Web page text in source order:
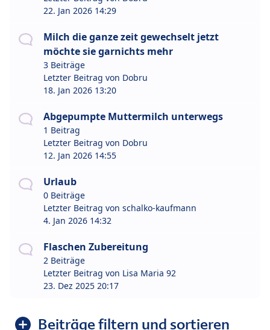
22. Jan 2026 14:29
Milch die ganze zeit gewechselt jetzt
möchte sie garnichts mehr
3 Beiträge
Letzter Beitrag von Dobru
18. Jan 2026 13:20
Abgepumpte Muttermilch unterwegs
1 Beitrag
Letzter Beitrag von Dobru
12. Jan 2026 14:55
Urlaub
0 Beiträge
Letzter Beitrag von schalko-kaufmann
4. Jan 2026 14:32
Flaschen Zubereitung
2 Beiträge
Letzter Beitrag von Lisa Maria 92
23. Dez 2025 20:17
Beiträge filtern und sortieren